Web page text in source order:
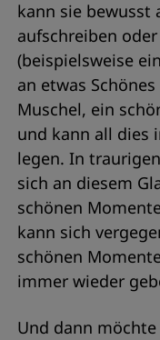
kann sie bewusst
aufschreiben oder
(beispielsweise
an etwas
Muschel, ein
und kann all dies
legen. In
sich an diesem
schönen
kann sich
schönen
immer wieder
Und dann